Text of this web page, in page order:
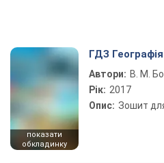
показати
обкладинку
ГДЗ
Автори: В. М.
Рік: 2017
Опис: Зошит